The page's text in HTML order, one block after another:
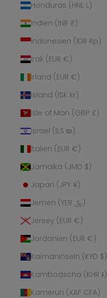
Honduras (HNL L)
Indien (INR ₹)
Indonesien (IDR Rp)
Irak (EUR €)
Irland (EUR €)
Island (ISK kr)
Isle of Man (GBP £)
Israel (ILS ₪)
Italien (EUR €)
Jamaika (JMD $)
Japan (JPY ¥)
Jemen (YER ﷼)
Jersey (EUR €)
Jordanien (EUR €)
Kaimaninseln (KYD $)
Kambodscha (KHR ៛)
Kamerun (XAF CFA)